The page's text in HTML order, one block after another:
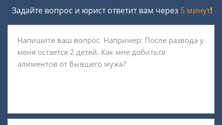
Задайте вопрос и юрист ответит вам через 5 минут!